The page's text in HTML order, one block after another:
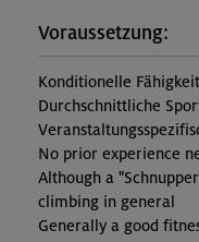
Voraussetzung:
Konditionelle
Durchschnittliche
No prior experience
Although a
climbing in general
Generally a good